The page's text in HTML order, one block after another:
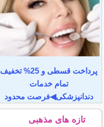
پرداخت قسطی و 25% تخفیف
تمام خدمات
دندانپزشکی◀فرصت محدود
تازه های مذهبی